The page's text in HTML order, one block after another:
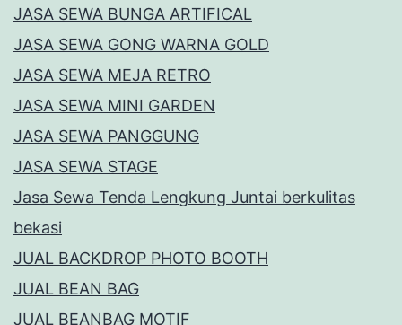
JASA SEWA BUNGA ARTIFICAL
JASA SEWA GONG WARNA GOLD
JASA SEWA MEJA RETRO
JASA SEWA MINI GARDEN
JASA SEWA PANGGUNG
JASA SEWA STAGE
Jasa Sewa Tenda Lengkung Juntai berkulitas
bekasi
JUAL BACKDROP PHOTO BOOTH
JUAL BEAN BAG
JUAL BEANBAG MOTIF